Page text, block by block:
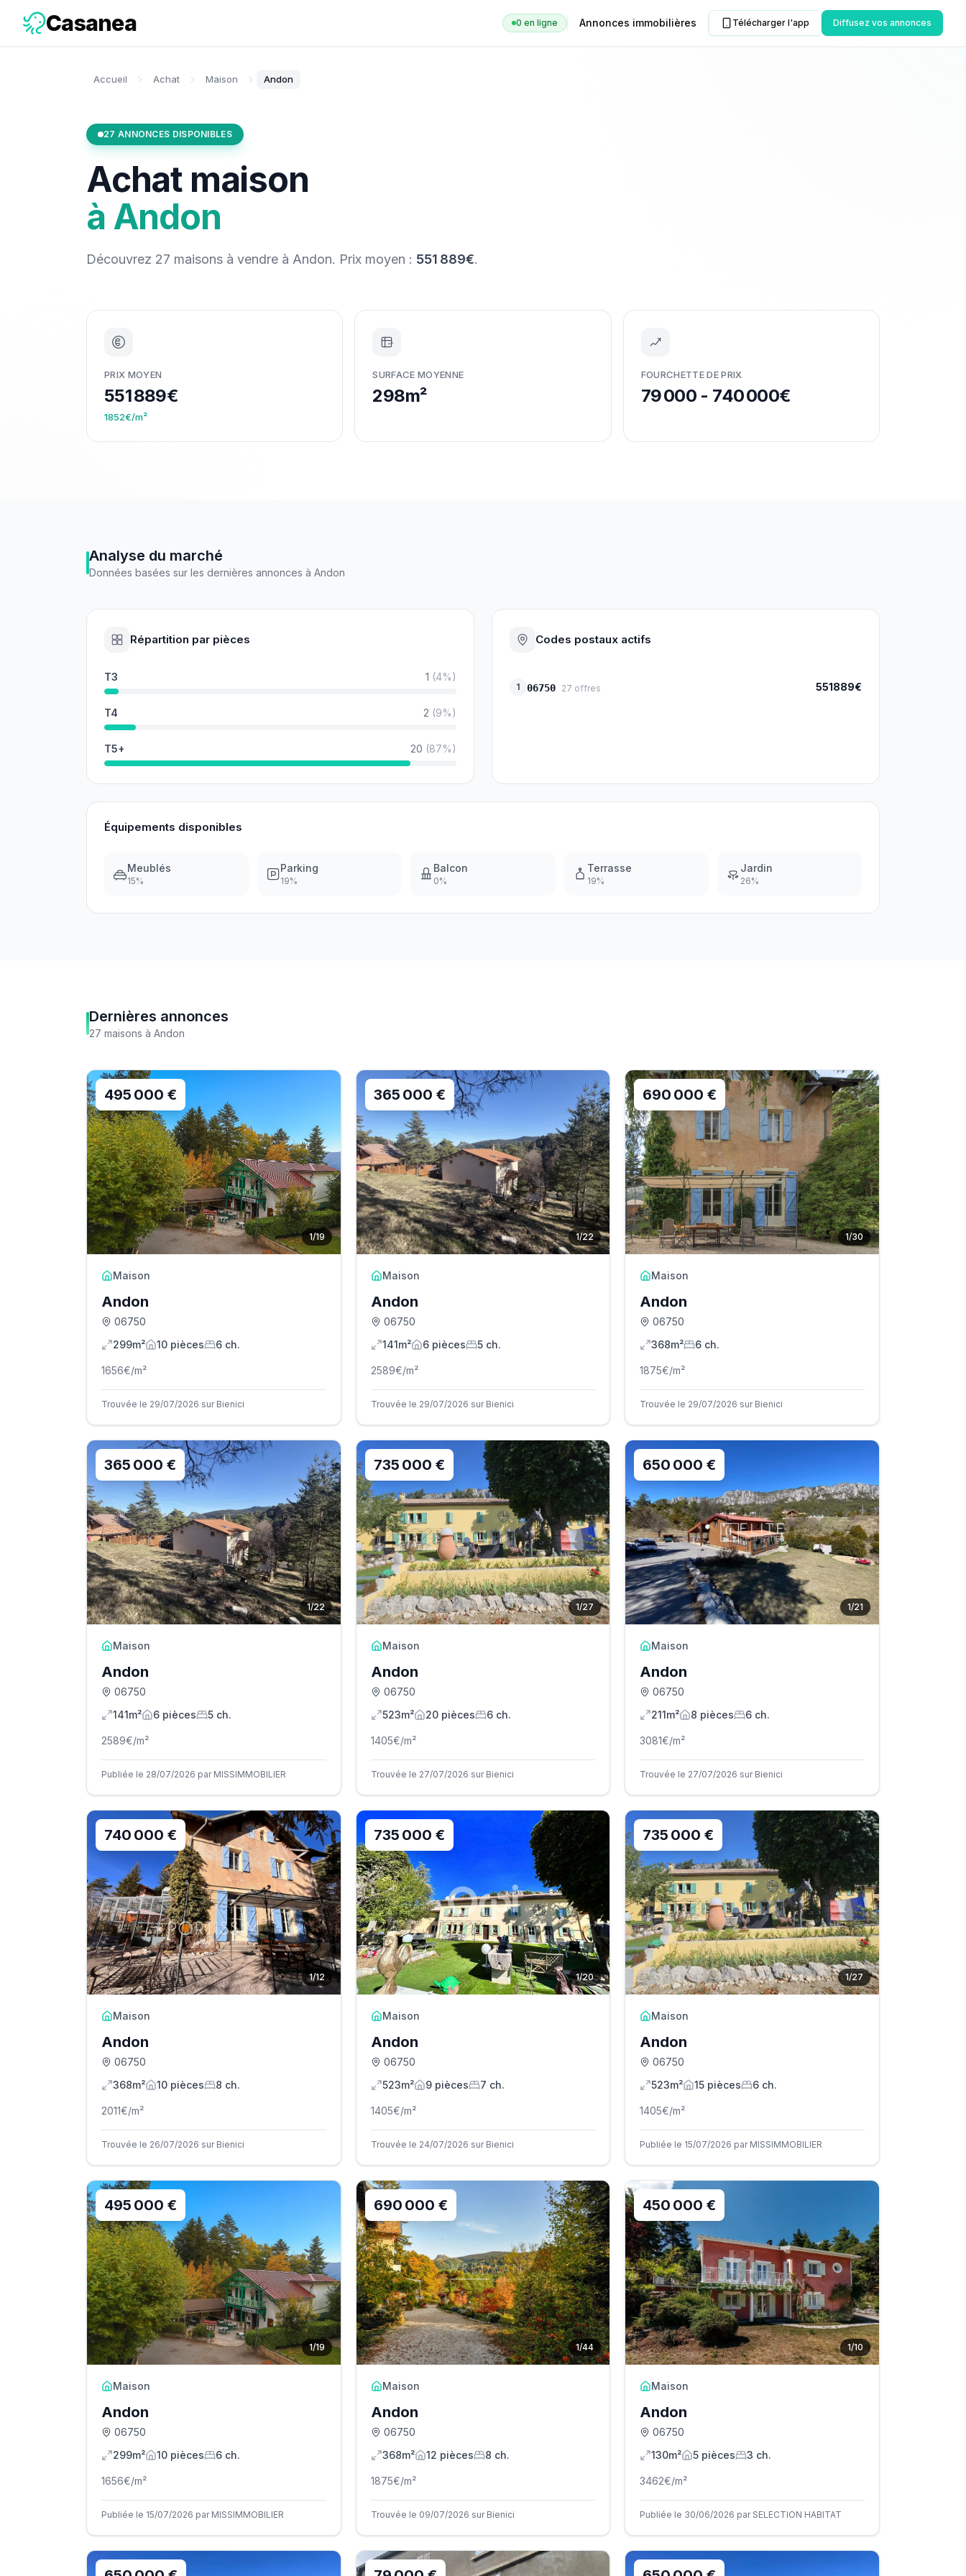
Casanea 0 en ligne Annonces immobilières Télécharger l'app Diffusez vos annonces
Accueil Achat Maison Andon
27 ANNONCES DISPONIBLES
Achat maison
à Andon
Découvrez 27 maisons à vendre à Andon. Prix moyen : 551 889€.
PRIX MOYEN
551 889€
1852€/m²
m²
SURFACE MOYENNE
298m²
FOURCHETTE DE PRIX
79 000 - 740 000€
Analyse du marché
Données basées sur les dernières annonces à Andon
Répartition par pièces
T3 1 (4%)
T4 2 (9%)
T5+ 20 (87%)
Codes postaux actifs
1 06750 27 offres 551889€
Équipements disponibles
Meublés
15%
Parking
19%
Balcon
0%
Terrasse
19%
Jardin
26%
Dernières annonces
27 maisons à Andon
1/19
495 000 €
Maison
Andon
06750
299m²
10 pièces 6 ch.
1656€/m²
Trouvée le 29/07/2026 sur Bienici
1/22
365 000 €
Maison
Andon
06750
141m²
6pièces 5ch.
2589€/m²
Trouvée le 29/07/2026 sur Bienici
1/30
690 000 €
Maison
Andon
06750
368m²
6 ch.
1875€/m²
Trouvée le 29/07/2026 sur Bienici
1/22
365 000 €
Maison
Andon
06750
141m²
6 pièces 5 ch.
2589€/m²
Publiée le 28/07/2026 par MISSIMMOBILIER
1/27
735 000 €
Maison
Andon
06750
523m²
20pièces 6ch.
1405€/m²
Trouvée le 27/07/2026 sur Bienici
1/21
650 000 €
Maison
Andon
06750
211m²
8 pièces 6 ch.
3081€/m²
Trouvée le 27/07/2026 sur Bienici
1/12
740 000 €
Maison
Andon
06750
368m²
10 pièces 8 ch.
2011€/m²
Trouvée le 26/07/2026 sur Bienici
1/20
735 000 €
Maison
Andon
06750
523m²
9pièces 7 ch.
1405€/m²
Trouvée le 24/07/2026 sur Bienici
1/27
735 000 €
Maison
Andon
06750
523m²
15 pièces 6 ch.
1405€/m²
Publiée le 15/07/2026 par MISSIMMOBILIER
1/19
495 000 €
Maison
Andon
06750
299m²
10 pièces 6 ch.
1656€/m²
Publiée le 15/07/2026 par MISSIMMOBILIER
1/44
690 000 €
Maison
Andon
06750
368m²
12 pièces 8 ch.
1875€/m²
Trouvée le 09/07/2026 sur Bienici
1/10
450 000 €
Maison
Andon
06750
130m²
5 pièces 3 ch.
3462€/m²
Publiée le 30/06/2026 par SELECTION HABITAT